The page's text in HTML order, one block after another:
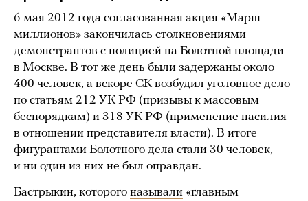
6 мая 2012 года согласованная акция «Марш
миллионов» закончилась столкновениями
демонстрантов с полицией на Болотной площади
в Москве. В тот же день были задержаны около
400 человек, а вскоре СК возбудил уголовное дело
по статьям 212 УК РФ (призывы к массовым
беспорядкам) и 318 УК РФ (применение насилия
в отношении представителя власти). В итоге
фигурантами Болотного дела стали 30 человек,
и ни один из них не был оправдан.
Бастрыкин, которого называли «главным